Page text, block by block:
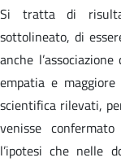
Si tratta di
sottolineato, di
anche
empatia e
scientifica rilevati,
venisse
l’ipotesi che nelle